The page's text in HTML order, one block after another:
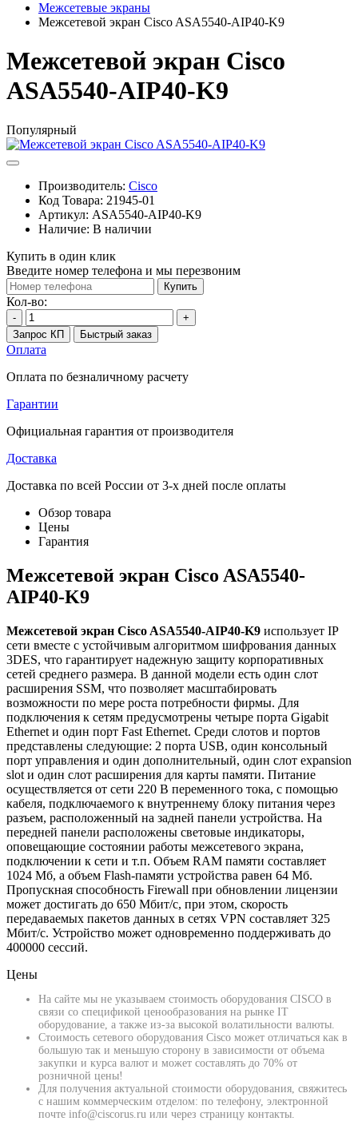
Межсетевые экраны
Межсетевой экран Cisco ASA5540-AIP40-K9
Межсетевой экран Cisco
ASA5540-AIP40-K9
Популярный
Производитель: Cisco
Код Товара: 21945-01
Артикул: ASA5540-AIP40-K9
Наличие: В наличии
Купить в один клик
Введите номер телефона и мы перезвоним
Купить
Кол-во:
-
+
Запрос КП
Быстрый заказ
Оплата
Оплата по безналичному расчету
Гарантии
Официальная гарантия от производителя
Доставка
Доставка по всей России от 3-х дней после оплаты
Обзор товара
Цены
Гарантия
Межсетевой экран Cisco ASA5540-
AIP40-K9
Межсетевой экран Cisco ASA5540-AIP40-K9 использует IP
сети вместе с устойчивым алгоритмом шифрования данных
3DES, что гарантирует надежную защиту корпоративных
сетей среднего размера. В данной модели есть один слот
расширения SSM, что позволяет масштабировать
возможности по мере роста потребности фирмы. Для
подключения к сетям предусмотрены четыре порта Gigabit
Ethernet и один порт Fast Ethernet. Среди слотов и портов
представлены следующие: 2 порта USB, один консольный
порт управления и один дополнительный, один слот expansion
slot и один слот расширения для карты памяти. Питание
осуществляется от сети 220 В переменного тока, с помощью
кабеля, подключаемого к внутреннему блоку питания через
разъем, расположенный на задней панели устройства. На
передней панели расположены световые индикаторы,
оповещающие состоянии работы межсетевого экрана,
подключении к сети и т.п. Объем RAM памяти составляет
1024 Мб, а объем Flash-памяти устройства равен 64 Мб.
Пропускная способность Firewall при обновлении лицензии
может достигать до 650 Мбит/с, при этом, скорость
передаваемых пакетов данных в сетях VPN составляет 325
Мбит/с. Устройство может одновременно поддерживать до
400000 сессий.
Цены
На сайте мы не указываем стоимость оборудования CISCO в
связи со спецификой ценообразования на рынке IT
оборудование, а также из-за высокой волатильности валюты.
Стоимость сетевого оборудования Cisco может отличаться как в
большую так и меньшую сторону в зависимости от объема
закупки и курса валют и может составлять до 70% от
розничной цены!
Для получения актуальной стоимости оборудования, свяжитесь
с нашим коммерческим отделом: по телефону, электронной
почте info@ciscorus.ru или через страницу контакты.